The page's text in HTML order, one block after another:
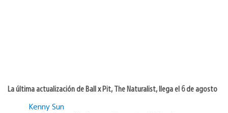
La última actualización de Ball x Pit, The Naturalist, llega el 6 de agosto
Kenny Sun